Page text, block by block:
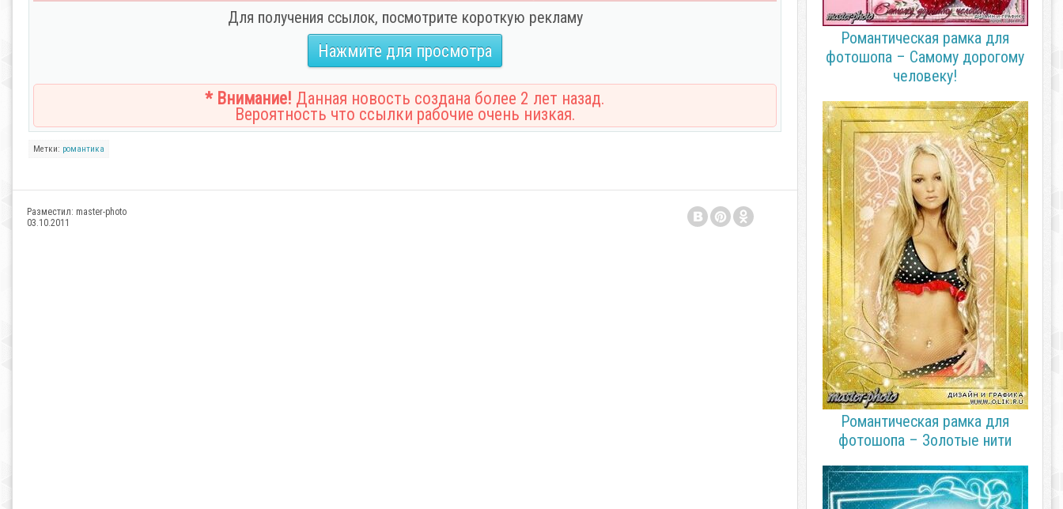
Для получения ссылок, посмотрите короткую рекламу
Нажмите для просмотра
* Внимание! Данная новость создана более 2 лет назад.
Вероятность что ссылки рабочие очень низкая.
Метки: романтика
Разместил: master-photo
03.10.2011
Романтическая рамка для
фотошопа – Самому дорогому
человеку!
Романтическая рамка для
фотошопа – Золотые нити